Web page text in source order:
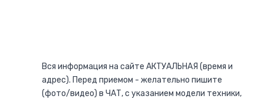
Вся информация на сайте АКТУАЛЬНАЯ (время и
адрес). Перед приемом - желательно пишите
(фото/видео) в ЧАТ, с указанием модели техники,